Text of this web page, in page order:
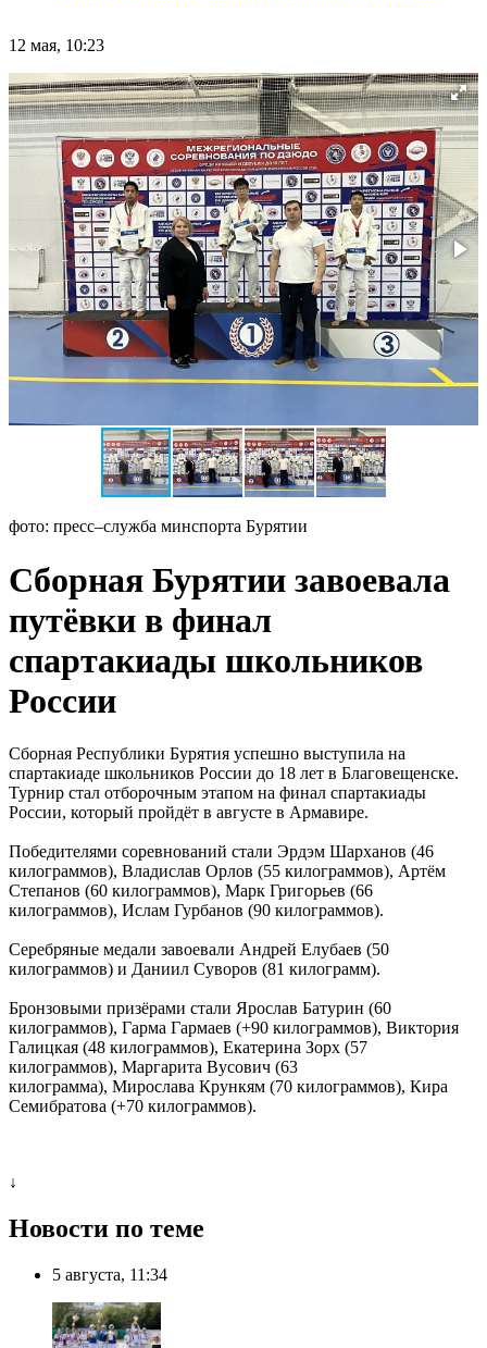
12 мая, 10:23
фото: пресс–служба минспорта Бурятии
Сборная Бурятии завоевала
путёвки в финал
спартакиады школьников
России
Сборная Республики Бурятия успешно выступила на
спартакиаде школьников России до 18 лет в Благовещенске.
Турнир стал отборочным этапом на финал спартакиады
России, который пройдёт в августе в Армавире.
Победителями соревнований стали Эрдэм Шарханов (46
килограммов), Владислав Орлов (55 килограммов), Артём
Степанов (60 килограммов), Марк Григорьев (66
килограммов), Ислам Гурбанов (90 килограммов).
Серебряные медали завоевали Андрей Елубаев (50
килограммов) и Даниил Суворов (81 килограмм).
Бронзовыми призёрами стали Ярослав Батурин (60
килограммов), Гарма Гармаев (+90 килограммов), Виктория
Галицкая (48 килограммов), Екатерина Зорх (57
килограммов), Маргарита Вусович (63
килограмма), Мирослава Крункям (70 килограммов), Кира
Семибратова (+70 килограммов).
↓
Новости по теме
5 августа, 11:34